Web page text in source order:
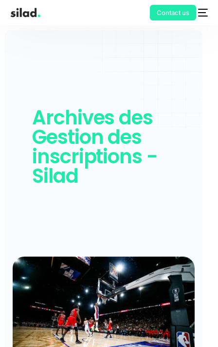
Contact us
Archives des
Gestion des
inscriptions -
Silad